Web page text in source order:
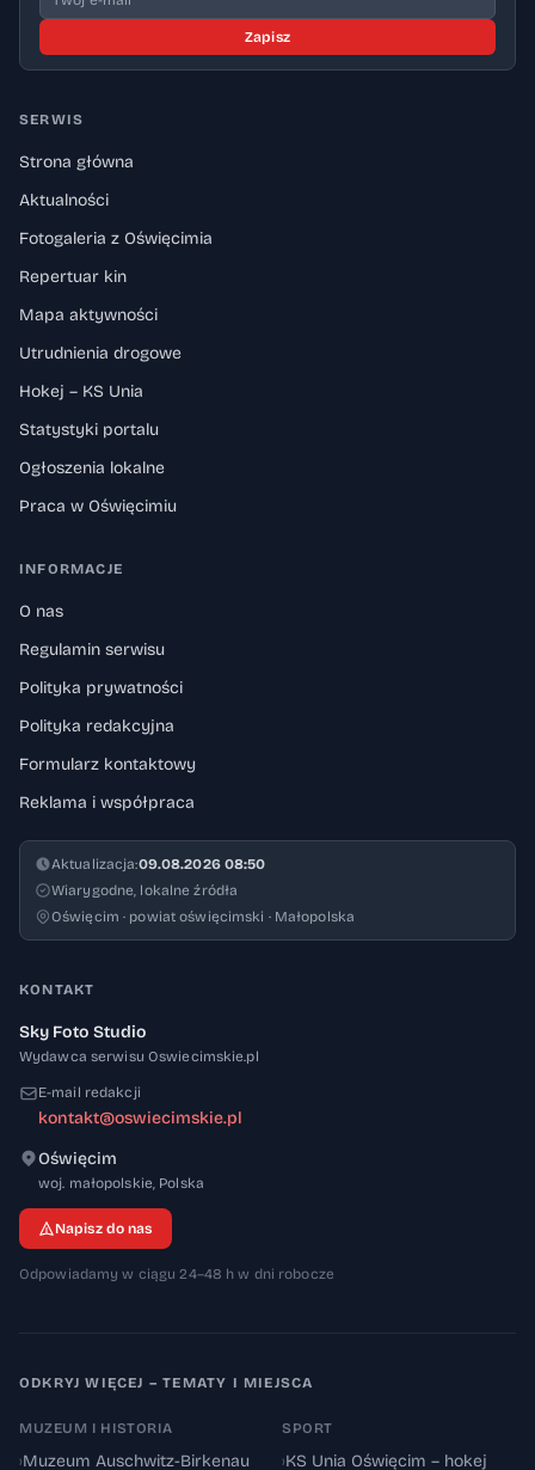
Zapisz
SERWIS
Strona główna
Aktualności
Fotogaleria z Oświęcimia
Repertuar kin
Mapa aktywności
Utrudnienia drogowe
Hokej – KS Unia
Statystyki portalu
Ogłoszenia lokalne
Praca w Oświęcimiu
INFORMACJE
O nas
Regulamin serwisu
Polityka prywatności
Polityka redakcyjna
Formularz kontaktowy
Reklama i współpraca
Aktualizacja:09.08.2026 08:50
Wiarygodne, lokalne źródła
Oświęcim · powiat oświęcimski · Małopolska
KONTAKT
Sky Foto Studio
Wydawca serwisu Oswiecimskie.pl
E-mail redakcji
kontakt@oswiecimskie.pl
Oświęcim
woj. małopolskie, 32-600
Polska
Napisz do nas
Odpowiadamy w ciągu 24–48 h w dni robocze
ODKRYJ WIĘCEJ – TEMATY I MIEJSCA
MUZEUM I HISTORIA
›Muzeum Auschwitz-Birkenau
SPORT
›KS Unia Oświęcim – hokej